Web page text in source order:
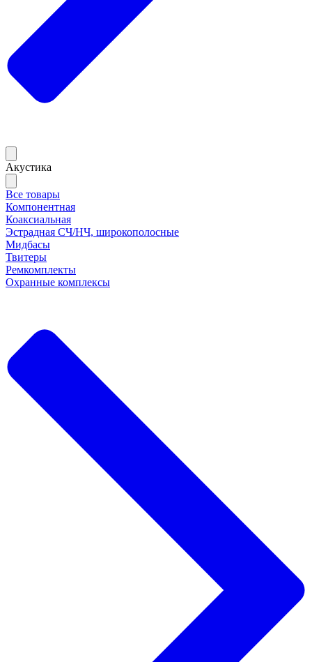
Акустика
Все товары
Компонентная
Коаксиальная
Эстрадная СЧ/НЧ, широкополосные
Мидбасы
Твитеры
Ремкомплекты
Охранные комплексы